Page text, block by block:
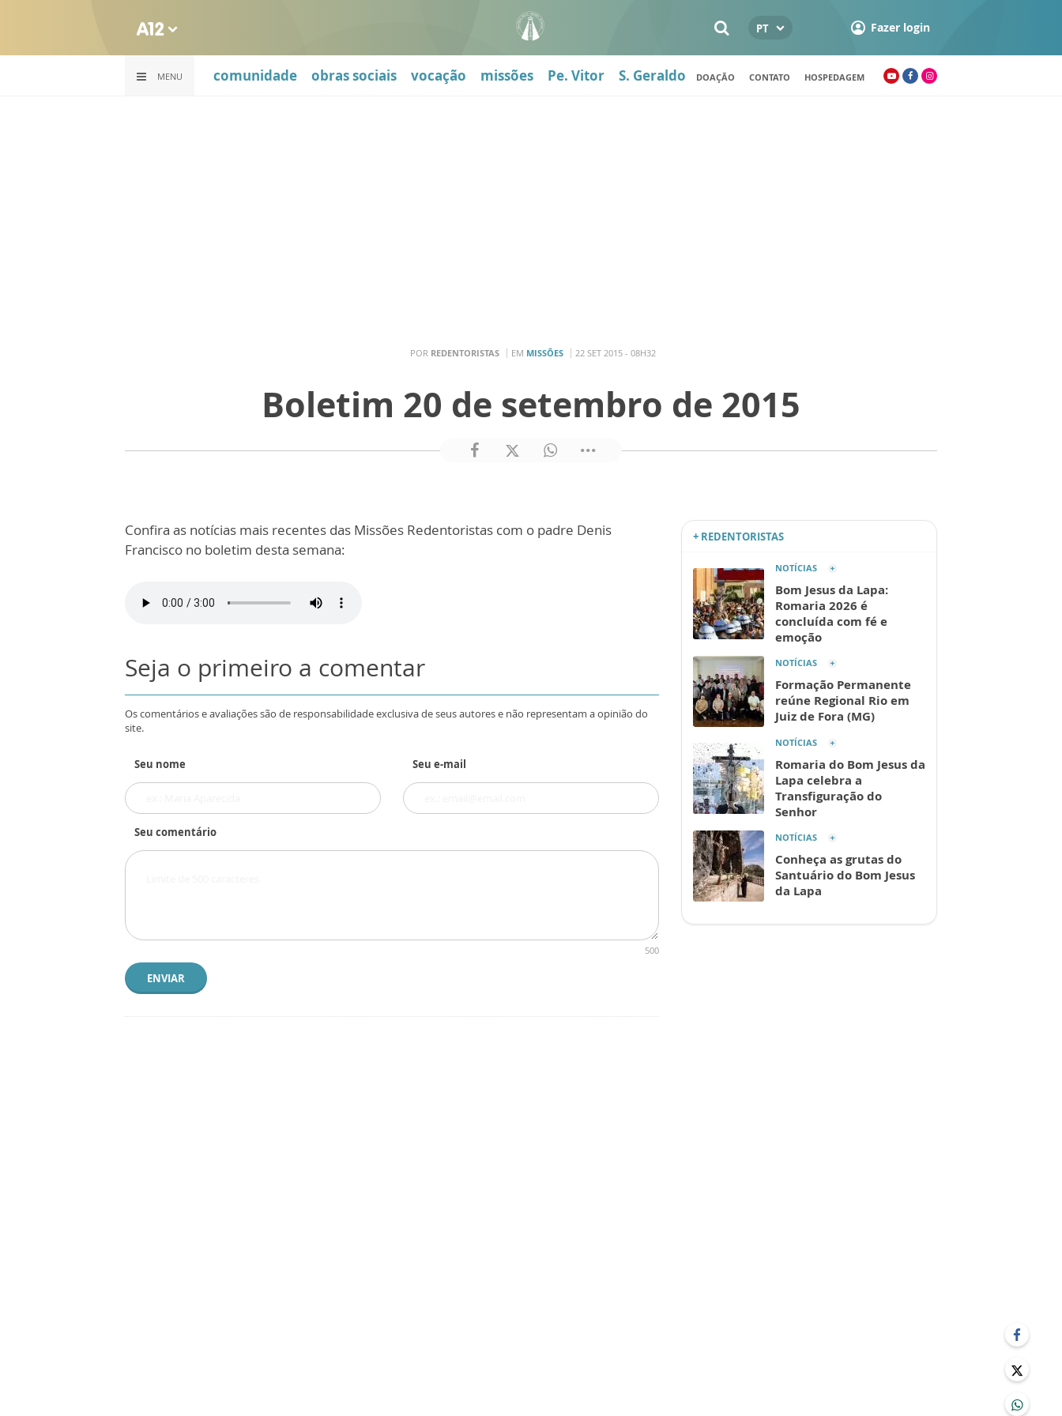
PT Fazer login
MENU comunidade obras sociais vocação missões Pe. Vitor S. Geraldo DOAÇÃO CONTATO HOSPEDAGEM
POR REDENTORISTAS EM MISSÕES 22 SET 2015 - 08H32
Boletim 20 de setembro de 2015
Confira as notícias mais recentes das Missões Redentoristas com o padre Denis
Francisco no boletim desta semana:
Seja o primeiro a comentar
Os comentários e avaliações são de responsabilidade exclusiva de seus autores e não representam a opinião do
site.
Seu nome Seu e-mail
Seu comentário
500
ENVIAR
+ REDENTORISTAS
NOTÍCIAS
Bom Jesus da Lapa:
Romaria 2026 é
concluída com fé e
emoção
NOTÍCIAS
Formação Permanente
reúne Regional Rio em
Juiz de Fora (MG)
NOTÍCIAS
Romaria do Bom Jesus da
Lapa celebra a
Transfiguração do
Senhor
NOTÍCIAS
Conheça as grutas do
Santuário do Bom Jesus
da Lapa